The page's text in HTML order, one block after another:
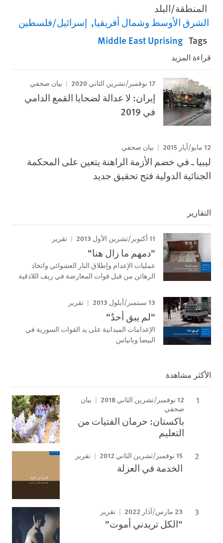
المنطقة/البلد
الشرق الأوسط وشمال أفريقيا إسرائيل/فلسطين
Tags
Middle East Uprising
قراءة المزيد
17 نوفمبر/تشرين الثاني 2020 بيان صحفي
إيران: لا عدالة لضحايا القمع الدامي
في 2019
12 مايو/أيار 2015 بيان صحفي
ليبيا ـ في خضم الأزمة الراهنة يتعين على المحكمة
الجنائية الدولية فتح تحقيق جديد
التقارير
11 أكتوبر/تشرين الأول 2013 تقرير
"دمهم ما زال هنا"
عمليات الإعدام وإطلاق النار العشوائي واتخاذ
الرهائن من قبل قوات المعارضة في ريف اللاذقية
13 سبتمبر/أيلول 2013 تقرير
"لم يبق أحدٌ"
الإعدامات الميدانية على يد القوات السورية في
البيضا وبانياس
الأكثر مشاهدة
12 نوفمبر/تشرين الثاني 2018
بيان
صحفي
باكستان: حرمان الفتيات من
التعليم
15 نوفمبر/تشرين الثاني 2012 تقرير
الخدمة في العزلة
23 مارس/آذار 2022 تقرير
"الكل تريدني أموت"